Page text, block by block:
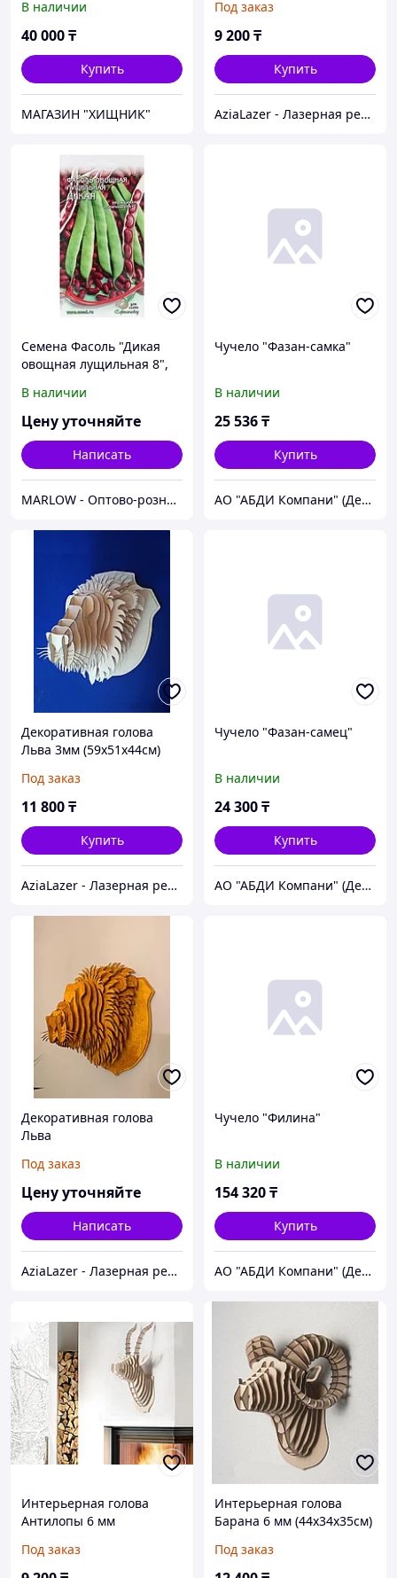
В наличии
40 000₸
Купить
МАГАЗИН "ХИЩНИК"
Под заказ
9 200₸
Купить
AziaLazer - Лазерная резка и гравировка / Изделия для бизнеса и праздничных мероприятий
Семена Фасоль "Дикая
овощная лущильная 8",
В наличии
Цену уточняйте
Написать
MARLOW - Оптово-розничный склад.
Чучело "Фазан-самка"
В наличии
25 536₸
Купить
АО "АБДИ Компани" (Департамент Учебного Оборудования)
Декоративная голова
Льва 3мм (59х51х44см)
Под заказ
11 800₸
Купить
AziaLazer - Лазерная резка и гравировка / Изделия для бизнеса и праздничных мероприятий
Чучело "Фазан-самец"
В наличии
24 300₸
Купить
АО "АБДИ Компани" (Департамент Учебного Оборудования)
Декоративная голова
Льва
Под заказ
Цену уточняйте
Написать
AziaLazer - Лазерная резка и гравировка / Изделия для бизнеса и праздничных мероприятий
Чучело "Филина"
В наличии
154 320₸
Купить
АО "АБДИ Компани" (Департамент Учебного Оборудования)
Интерьерная голова
Антилопы 6 мм
Под заказ
Интерьерная голова
Барана 6 мм (44х34х35см)
Под заказ